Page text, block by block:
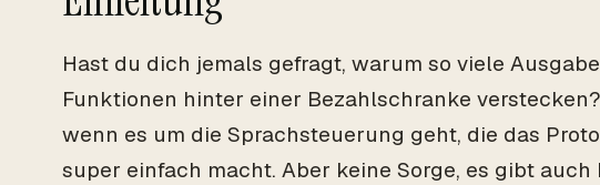
Hast du dich jemals gefragt, warum so viele
Funktionen hinter einer Bezahlschranke
wenn es um die Sprachsteuerung geht, die das
super einfach macht. Aber keine Sorge, es gibt